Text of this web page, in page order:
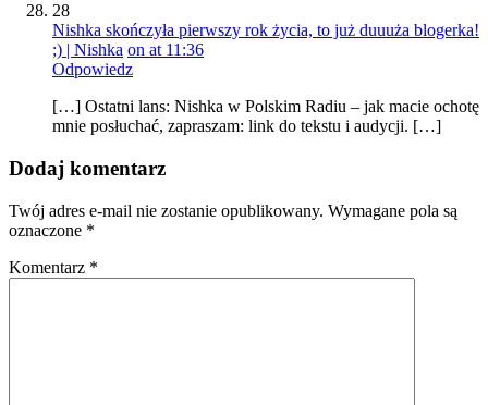
28
Nishka skończyła pierwszy rok życia, to już duuuża blogerka!
;) | Nishka on at 11:36
Odpowiedz
[…] Ostatni lans: Nishka w Polskim Radiu – jak macie ochotę
mnie posłuchać, zapraszam: link do tekstu i audycji. […]
Dodaj komentarz
Twój adres e-mail nie zostanie opublikowany. Wymagane pola są
oznaczone *
Komentarz *